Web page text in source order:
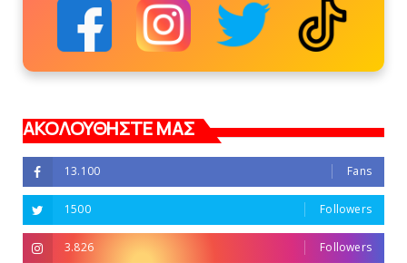
ΑΚΟΛΟΥΘΗΣΤΕ ΜΑΣ
13.100 Fans
1500 Followers
3.826 Followers